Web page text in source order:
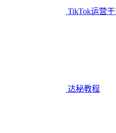
TikTok运营
达秘教程